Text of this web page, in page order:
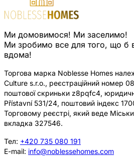
Ми домовимося! Ми заселимо!
Ми зробимо все для того, що б
вдома!
Торгова марка Noblesse Homes
Culture s.r.o., реєстраційний номер
поштової скриньки z8pqfc4,
Přístavní 531/24, поштовий індекс
Торговому реєстрі, який веде
вкладка 327546.
Тел: +420 735 080 191
E-mail: info@noblessehomes.com